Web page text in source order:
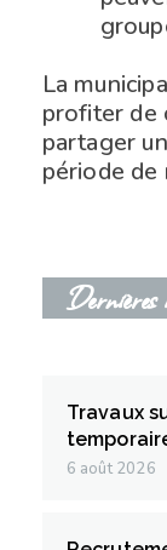
La
profiter de
partager
période de
Dernières
Travaux
6 août 2026